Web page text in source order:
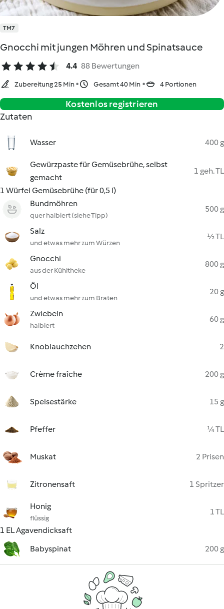
TM7
Gnocchi mit jungen Möhren und Spinatsauce
4.4 88 Bewertungen
Zubereitung 25 Min Gesamt 40 Min 4 Portionen
Kostenlos registrieren
Zutaten
Wasser 400 g
Gewürzpaste für Gemüsebrühe, selbst
gemacht
1 geh. TL
1 Würfel Gemüsebrühe (für 0,5 l)
Bundmöhren
quer halbiert (siehe Tipp)
500 g
Salz
und etwas mehr zum Würzen
½ TL
Gnocchi
aus der Kühltheke
800 g
Öl
und etwas mehr zum Braten
20 g
Zwiebeln
halbiert
60 g
Knoblauchzehen 2
Crème fraîche 200 g
Speisestärke 15 g
Pfeffer ¼ TL
Muskat 2 Prisen
Zitronensaft 1 Spritzer
Honig
flüssig
1 TL
1 EL Agavendicksaft
Babyspinat
200 g